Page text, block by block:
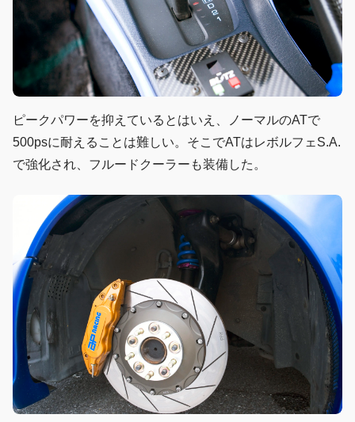
ピークパワーを抑えているとはいえ、ノーマルのATで
500psに耐えることは難しい。そこでATはレボルフェS.A.
で強化され、フルードクーラーも装備した。